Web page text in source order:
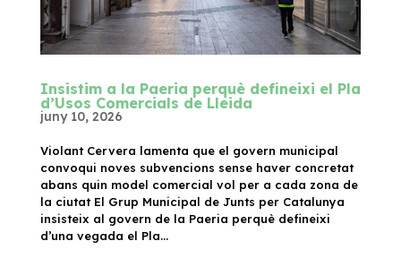
Insistim a la Paeria perquè defineixi el Pla
d’Usos Comercials de Lleida
juny 10, 2026
Violant Cervera lamenta que el govern municipal
convoqui noves subvencions sense haver concretat
abans quin model comercial vol per a cada zona de
la ciutat El Grup Municipal de Junts per Catalunya
insisteix al govern de la Paeria perquè defineixi
d’una vegada el Pla...